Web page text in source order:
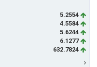
5.2554
4.5584
5.6244
6.1277
632.7824